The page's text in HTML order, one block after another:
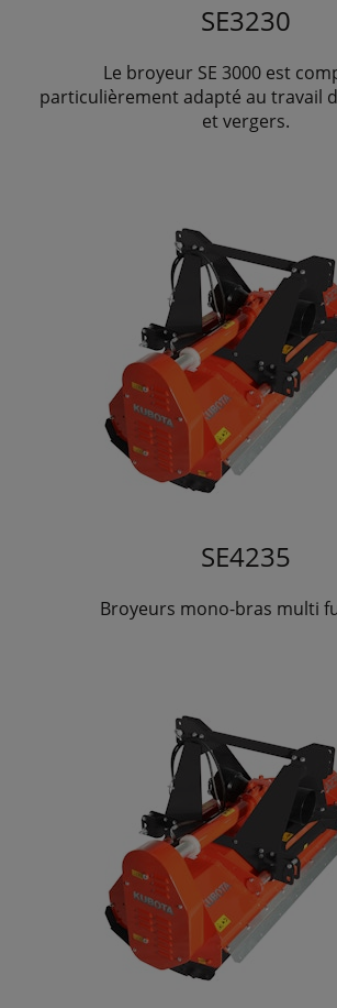
SE3230
Le broyeur SE 3000 est
particulièrement adapté au travail
et vergers.
SE4235
Broyeurs mono-bras multi